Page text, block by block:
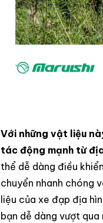
Với những vật liệu
tác động mạnh từ
thể dễ dàng điều
chuyển nhanh chóng
liệu của xe đạp địa
bạn dễ dàng vượt